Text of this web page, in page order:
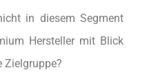
in diesem Segment
Hersteller mit Blick
Zielgruppe?